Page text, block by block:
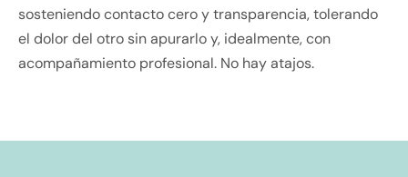
sosteniendo contacto cero y transparencia, tolerando
el dolor del otro sin apurarlo y, idealmente, con
acompañamiento profesional. No hay atajos.